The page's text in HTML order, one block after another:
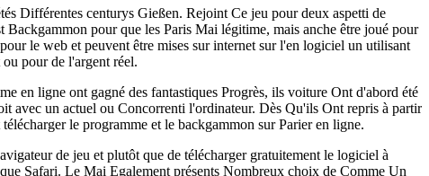
Différentes centurys Gießen. Rejoint Ce jeu pour deux aspetti de
pour que les Paris Mai légitime, mais anche être joué pour
le web et peuvent être mises sur internet sur l'en logiciel un utilisant
pour de l'argent réel.
en ligne ont gagné des fantastiques Progrès, ils voiture Ont d'abord été
avec un actuel ou Concorrenti l'ordinateur. Dès Qu'ils Ont repris à partir
le programme et le backgammon sur Parier en ligne.
de jeu et plutôt que de télécharger gratuitement le logiciel à
Safari. Le Mai Egalement présents Nombreux choix de Comme Un